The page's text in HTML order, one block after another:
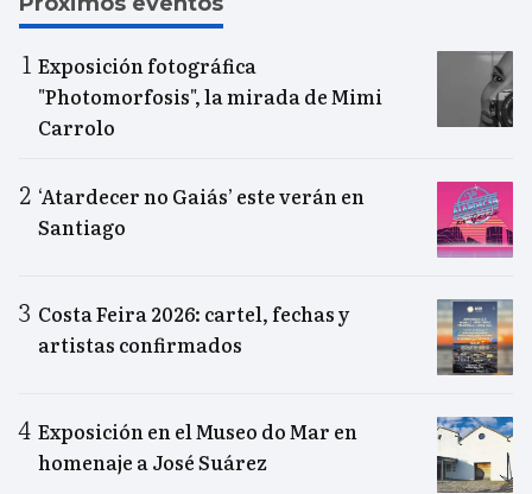
Exposición fotográfica
"Photomorfosis", la mirada de Mimi
Carrolo
‘Atardecer no Gaiás’ este verán en
Santiago
Costa Feira 2026: cartel, fechas y
artistas confirmados
Exposición en el Museo do Mar en
homenaje a José Suárez